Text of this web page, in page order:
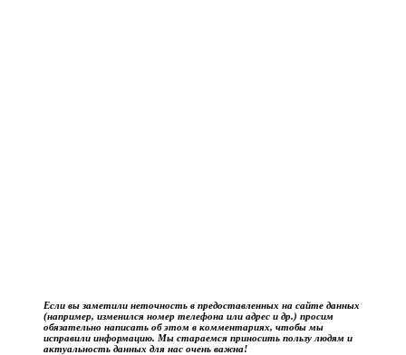
Если вы заметили неточность в предоставленных на сайте данных
(например, изменился номер телефона или адрес и др.) просим
обязательно написать об этом в комментариях, чтобы мы
исправили информацию. Мы стараемся приносить пользу людям и
актуальность данных для нас очень важна!